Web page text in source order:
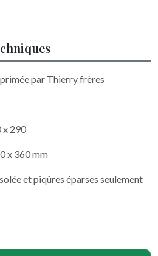
par Thierry frères
x 290
x 360 mm
et piqûres éparses seulement